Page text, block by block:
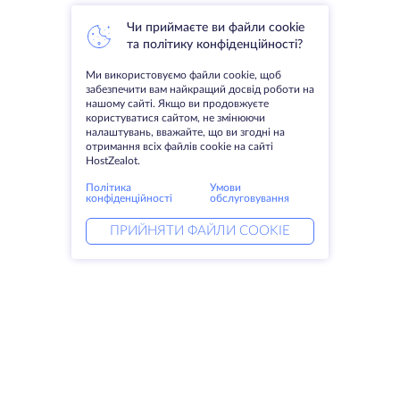
Чи приймаєте ви файли cookie
та політику конфіденційності?
Ми використовуємо файли cookie, щоб
забезпечити вам найкращий досвід роботи на
нашому сайті. Якщо ви продовжуєте
користуватися сайтом, не змінюючи
налаштувань, вважайте, що ви згодні на
отримання всіх файлів cookie на сайті
HostZealot.
Політика
конфіденційності
Умови
обслуговування
ПРИЙНЯТИ ФАЙЛИ COOKIE